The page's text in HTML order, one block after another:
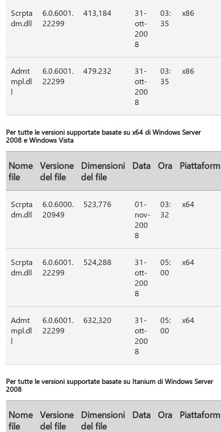
Scrpta
dm.dll
6.0.6001.
22299
413,184
31-
ott-
200
8
03:
35
x86
Admt
mpl.dl
l
6.0.6001.
22299
479.232
31-
ott-
200
8
03:
35
x86
Per tutte le versioni supportate basate su x64 di Windows Server
2008 e Windows Vista
Nome
file
Versione
del file
Dimensioni
del file
Data Ora
Scrpta
dm.dll
6.0.6000.
20949
523,776
01-
nov-
200
8
03:
32
x64
Scrpta
dm.dll
6.0.6001.
22299
524,288
31-
ott-
200
8
05:
00
x64
Admt
mpl.dl
l
6.0.6001.
22299
632,320
31-
ott-
200
8
05:
00
x64
Per tutte le versioni supportate basate su Itanium di Windows Server
2008
Nome
file
Versione
del file
Dimensioni
del file
Data Ora